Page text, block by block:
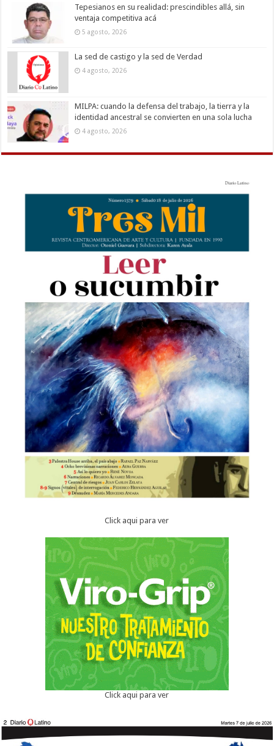
Tepesianos en su realidad: prescindibles allá, sin
ventaja competitiva acá
5 agosto, 2026
La sed de castigo y la sed de Verdad
4 agosto, 2026
MILPA: cuando la defensa del trabajo, la tierra y la
identidad ancestral se convierten en una sola lucha
4 agosto, 2026
Click aqui para ver
Click aqui para ver